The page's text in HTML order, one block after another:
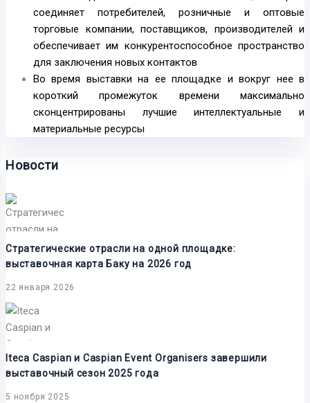
соединяет потребителей, розничные и оптовые
торговые компании, поставщиков, производителей и
обеспечивает им конкурентоспособное пространство
для заключения новых контактов
Во время выставки на ее площадке и вокруг нее в
короткий промежуток времени максимально
сконцентрированы лучшие интеллектуальные и
материальные ресурсы
Новости
Стратегические отрасли на одной площадке:
выставочная карта Баку на 2026 год
22 января 2026
Iteca Caspian и Caspian Event Organisers завершили
выставочный сезон 2025 года
5 ноября 2025